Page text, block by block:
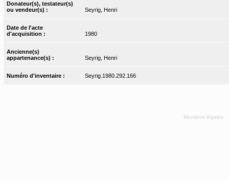
Donateur(s), testateur(s)
ou vendeur(s) :
Seyrig, Henri
Date de l'acte
d'acquisition :
1980
Ancienne(s)
appartenance(s) :
Seyrig, Henri
Numéro d'inventaire : Seyrig.1980.292.166
Mentions légales